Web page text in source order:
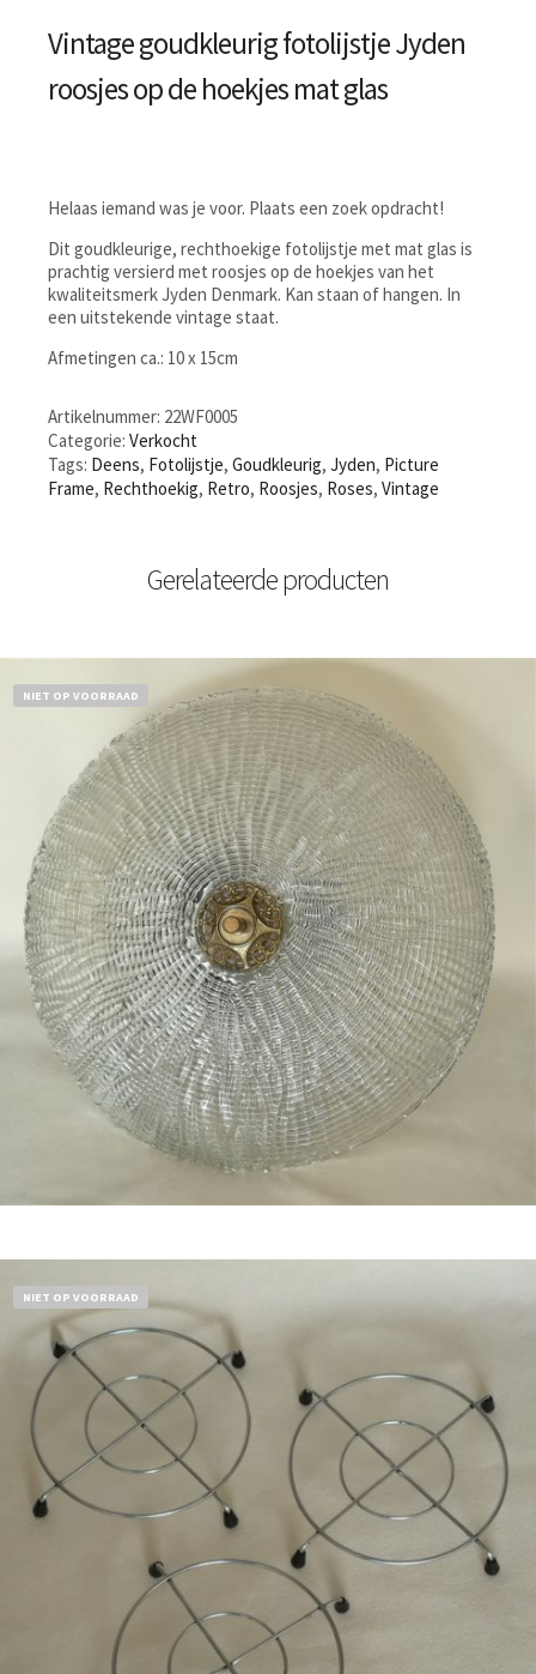
Vintage goudkleurig fotolijstje Jyden
roosjes op de hoekjes mat glas
Helaas iemand was je voor. Plaats een zoek opdracht!
Dit goudkleurige, rechthoekige fotolijstje met mat glas is
prachtig versierd met roosjes op de hoekjes van het
kwaliteitsmerk Jyden Denmark. Kan staan of hangen. In
een uitstekende vintage staat.
Afmetingen ca.: 10 x 15cm
Artikelnummer: 22WF0005
Categorie: Verkocht
Tags: Deens, Fotolijstje, Goudkleurig, Jyden, Picture
Frame, Rechthoekig, Retro, Roosjes, Roses, Vintage
Gerelateerde producten
NIET OP VOORRAAD
NIET OP VOORRAAD
€11,50